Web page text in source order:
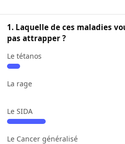
1. Laquelle de ces maladies
pas attrapper ?
Le tétanos
La rage
Le SIDA
Le Cancer généralisé